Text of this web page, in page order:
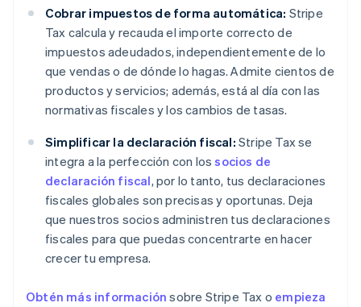
Cobrar impuestos de forma automática: Stripe
Tax calcula y recauda el importe correcto de
impuestos adeudados, independientemente de lo
que vendas o de dónde lo hagas. Admite cientos de
productos y servicios; además, está al día con las
normativas fiscales y los cambios de tasas.
Simplificar la declaración fiscal: Stripe Tax se
integra a la perfección con lossocios de
declaración fiscal, por lo tanto, tus declaraciones
fiscales globales son precisas y oportunas. Deja
que nuestros socios administren tus declaraciones
fiscales para que puedas concentrarte en hacer
crecer tu empresa.
Obtén más información sobre Stripe Tax o empieza